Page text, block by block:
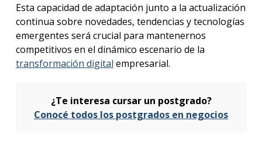
Esta capacidad de adaptación junto a la actualización
continua sobre novedades, tendencias y tecnologías
emergentes será crucial para mantenernos
competitivos en el dinámico escenario de la
transformación digital empresarial.
¿Te interesa cursar un postgrado?
Conocé todos los postgrados en negocios